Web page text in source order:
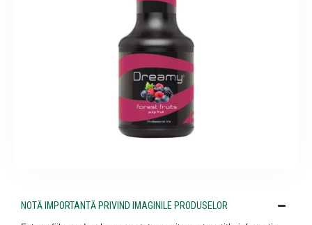
NOTĂ IMPORTANTĂ PRIVIND IMAGINILE PRODUSELOR